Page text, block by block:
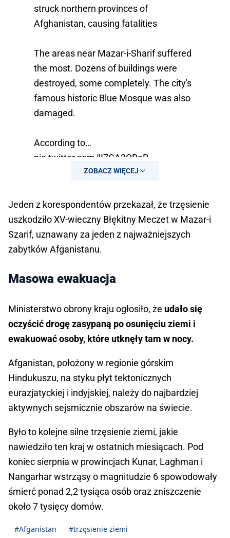
struck northern provinces of
Afghanistan, causing fatalities
The areas near Mazar-i-Sharif suffered
the most. Dozens of buildings were
destroyed, some completely. The city's
famous historic Blue Mosque was also
damaged.
According to…
pic.twitter.com/lI7CA2QBaR
ZOBACZ WIĘCEJ
Jeden z korespondentów przekazał, że trzęsienie
uszkodziło XV-wieczny Błękitny Meczet w Mazar-i
Szarif, uznawany za jeden z najważniejszych
zabytków Afganistanu.
Masowa ewakuacja
Ministerstwo obrony kraju ogłosiło, że udało się
oczyścić drogę zasypaną po osunięciu ziemi i
ewakuować osoby, które utknęły tam w nocy.
Afganistan, położony w regionie górskim
Hindukuszu, na styku płyt tektonicznych
eurazjatyckiej i indyjskiej, należy do najbardziej
aktywnych sejsmicznie obszarów na świecie.
Było to kolejne silne trzęsienie ziemi, jakie
nawiedziło ten kraj w ostatnich miesiącach. Pod
koniec sierpnia w prowincjach Kunar, Laghman i
Nangarhar wstrząsy o magnitudzie 6 spowodowały
śmierć ponad 2,2 tysiąca osób oraz zniszczenie
około 7 tysięcy domów.
#Afganistan #trzęsienie ziemi